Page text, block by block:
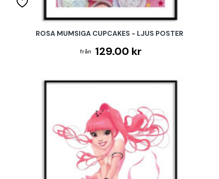
ROSA MUMSIGA CUPCAKES - LJUS POSTER
129.00 kr